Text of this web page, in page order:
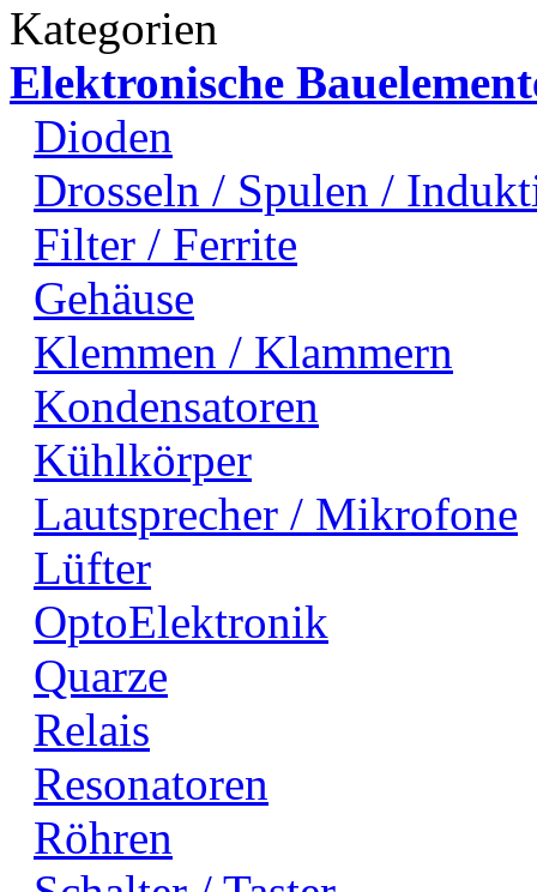
Kategorien
Elektronische
Dioden
Drosseln / Spulen /
Filter / Ferrite
Gehäuse
Klemmen / Klammern
Kondensatoren
Kühlkörper
Lautsprecher / Mikrofone
Lüfter
OptoElektronik
Quarze
Relais
Resonatoren
Röhren